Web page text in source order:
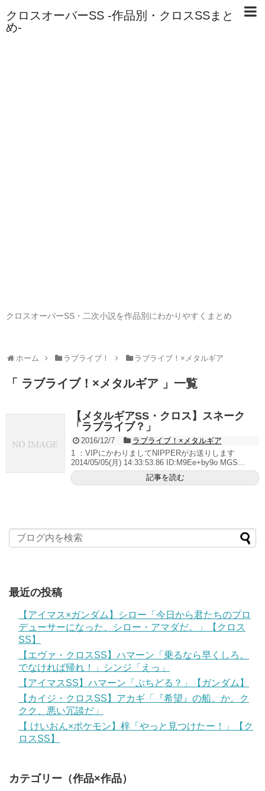
クロスオーバーSS -作品別・クロスSSまと
め-
クロスオーバーSS・二次小説を作品別にわかりやすくまとめ
ホーム ラブライブ！ ラブライブ！×メタルギア
「 ラブライブ！×メタルギア 」一覧
【メタルギアSS・クロス】スネーク
「ラブライブ？」
2016/12/7
ラブライブ！×メタルギア
1 ：VIPにかわりましてNIPPERがお送りします
2014/05/05(月) 14:33:53.86 ID:M9Ee+by9o MGS...
記事を読む
最近の投稿
【アイマス×ガンダム】シロー「今日から君たちのプロ
デューサーになった、シロー・アマダだ。」【クロス
SS】
【エヴァ・クロスSS】ハマーン「乗るなら早くしろ。
でなければ帰れ！」シンジ「えっ」
【アイマスSS】ハマーン「ぷちどる？」【ガンダム】
【カイジ・クロスSS】アカギ「『希望』の船、か。ク
クク、悪い冗談だ」
【 けいおん×ポケモン】梓「やっと見つけたー！」【ク
ロスSS】
カテゴリー（作品×作品）